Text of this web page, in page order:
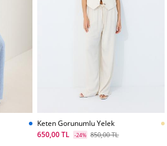
Keten Gorunumlu Yelek
650,00 TL
-24% 850,00 TL